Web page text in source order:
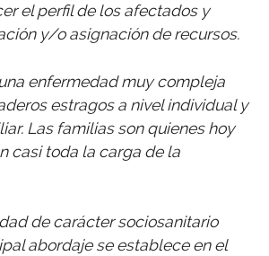
el perfil de los afectados y
y/o asignación de recursos.
enfermedad muy compleja
estragos a nivel individual y
Las familias son quienes hoy
casi toda la carga de la
de carácter sociosanitario
abordaje se establece en el